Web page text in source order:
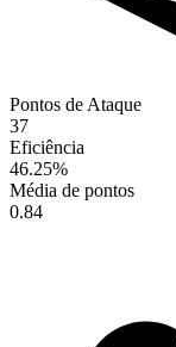
Pontos de Ataque
37
Eficiência
46.25%
Média de pontos
0.84